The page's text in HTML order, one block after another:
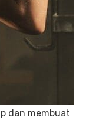
dan membuat